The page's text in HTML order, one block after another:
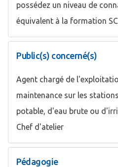
possédez un niveau de
équivalent à la formation
Public(s) concerné(s)
Agent chargé de
maintenance sur les
potable, d'eau brute ou
Chef d'atelier
Pédagogie